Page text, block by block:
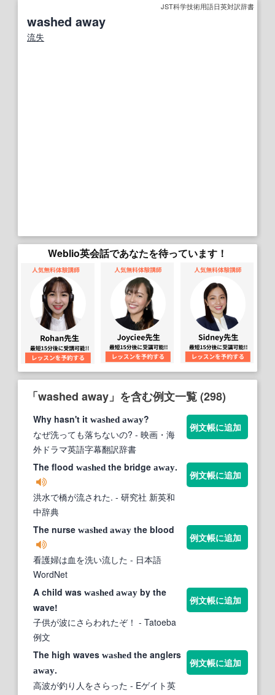
JST科学技術用語日英対訳辞書
washed away
流失
Weblio英会話であなたを待っています！
「washed away」を含む例文一覧 (298)
Why hasn't it washed away?
なぜ洗っても落ちないの? - 映画・海
外ドラマ英語字幕翻訳辞書
例文帳に追加
The flood washed the bridge away.
洪水で橋が流された. - 研究社 新英和
中辞典
例文帳に追加
The nurse washed away the blood
看護婦は血を洗い流した - 日本語
WordNet
例文帳に追加
A child was washed away by the
wave!
子供が波にさらわれたぞ！ - Tatoeba
例文
例文帳に追加
The high waves washed the anglers
away.
高波が釣り人をさらった - Eゲイト英
例文帳に追加